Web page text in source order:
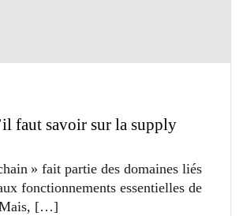
faut savoir sur la supply
» fait partie des domaines liés
fonctionnements essentielles de